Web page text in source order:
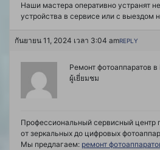
Наши мастера оперативно устранят
устройства в сервисе или с выездом
กันยายน 11, 2024 เวลา 3:04 amREPLY
Ремонт фотоаппаратов
ผู้เยี่ยมชม
Профессиональный сервисный центр
от зеркальных до цифровых
Мы предлагаем: ремонт